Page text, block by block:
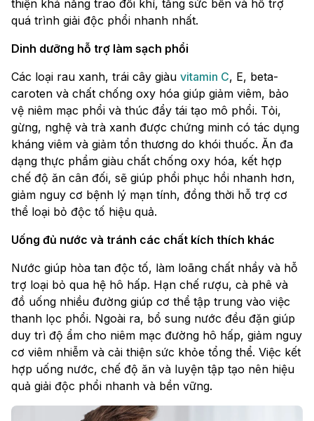
thiện khả năng trao đổi khí, tăng sức bền và hỗ trợ
quá trình giải độc phổi nhanh nhất.
Dinh dưỡng hỗ trợ làm sạch phổi
Các loại rau xanh, trái cây giàu vitamin C, E, beta-
caroten và chất chống oxy hóa giúp giảm viêm, bảo
vệ niêm mạc phổi và thúc đẩy tái tạo mô phổi. Tỏi,
gừng, nghệ và trà xanh được chứng minh có tác dụng
kháng viêm và giảm tổn thương do khói thuốc. Ăn đa
dạng thực phẩm giàu chất chống oxy hóa, kết hợp
chế độ ăn cân đối, sẽ giúp phổi phục hồi nhanh hơn,
giảm nguy cơ bệnh lý mạn tính, đồng thời hỗ trợ cơ
thể loại bỏ độc tố hiệu quả.
Uống đủ nước và tránh các chất kích thích khác
Nước giúp hòa tan độc tố, làm loãng chất nhầy và hỗ
trợ loại bỏ qua hệ hô hấp. Hạn chế rượu, cà phê và
đồ uống nhiều đường giúp cơ thể tập trung vào việc
thanh lọc phổi. Ngoài ra, bổ sung nước đều đặn giúp
duy trì độ ẩm cho niêm mạc đường hô hấp, giảm nguy
cơ viêm nhiễm và cải thiện sức khỏe tổng thể. Việc kết
hợp uống nước, chế độ ăn và luyện tập tạo nên hiệu
quả giải độc phổi nhanh và bền vững.